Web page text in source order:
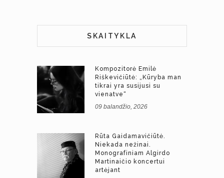
SKAITYKLA
Kompozitorė Emilė
Riškevičiūtė: „Kūryba man
tikrai yra susijusi su
vienatve“
09 balandžio, 2026
Rūta Gaidamavičiūtė.
Niekada nežinai.
Monografiniam Algirdo
Martinaičio koncertui
artėjant